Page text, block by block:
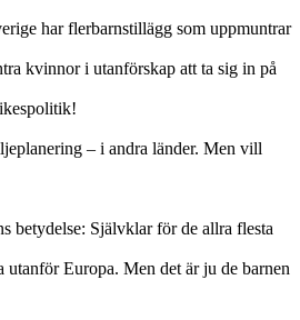
har flerbarnstillägg som uppmuntrar
kvinnor i utanförskap att ta sig in på
– i andra länder. Men vill
betydelse: Självklar för de allra flesta
Europa. Men det är ju de barnen